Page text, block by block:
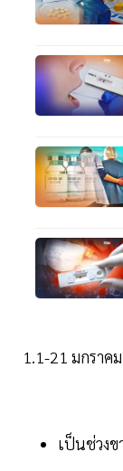
1.1-21 มกราค
เป็นช่วง